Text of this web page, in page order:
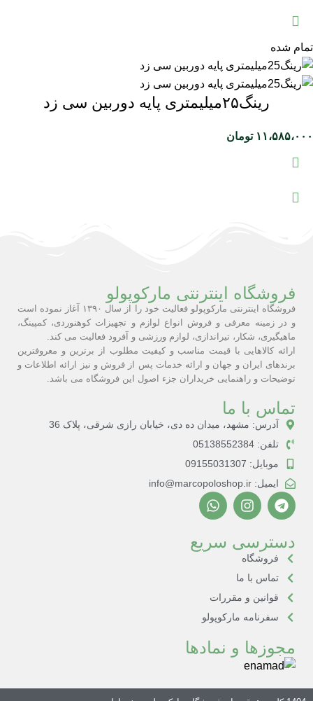
تمام شده
رینگ۲۵میلیمتری پایه دوربین سی زد
۱۱،۵۸۵،۰۰۰ تومان
فروشگاه اینترنتی مارکوپولو
فروشگاه اینترنتی مارکوپولو فعالیت خود را از سال ۱۳۹۰ آغاز نموده است
و در زمینه معرفی و فروش انواع لوازم و تجهیزات کوهنوردی، کمپینگ،
ماهیگیری، شکار، تیراندازی، لوازم ورزشی و آفرود فعالیت می کند.
ارائه کالاهایی با قیمت مناسب و کیفیت مطلوب از برترین و معروفترین
برندهای ایران و جهان و ارائه خدمات پس از فروش و نیز ارائه اطلاعات و
توضیحات و راهنمایی خریداران جزء اصول این فروشگاه می باشد.
تماس با ما
آدرس: مشهد، میدان ده دی، خیابان رازی شرقی، پلاک 36
تلفن: 05138552384
موبایل: 09155031307
ایمیل: info@marcopoloshop.ir
دسترسی سریع
فروشگاه
تماس با ما
قوانین و مقررات
سفرنامه مارکوپولو
مجوزها و نمادها